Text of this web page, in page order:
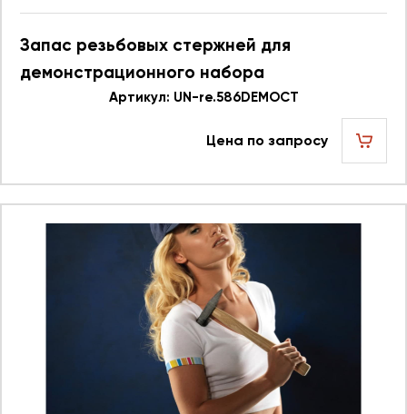
Запас резьбовых стержней для
демонстрационного набора
586.596DEMOCT UN re.586DEMOCT 623748
Артикул: UN-re.586DEMOCT
Цена по запросу